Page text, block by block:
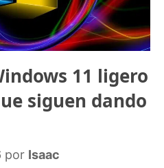
11 ligero
siguen dando
por Isaac